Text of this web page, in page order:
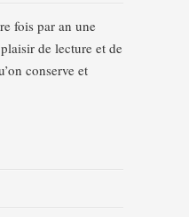
fois par an une
de lecture et de
conserve et